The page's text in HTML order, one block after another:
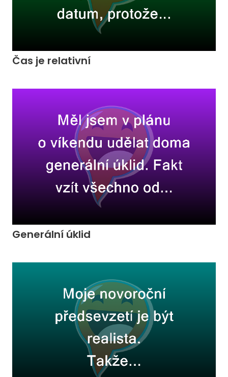
Čas je relativní
Generální úklid